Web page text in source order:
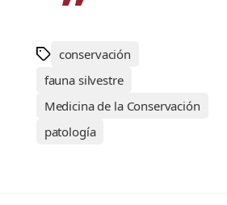
conservación
fauna silvestre
Medicina de la Conservación
patología